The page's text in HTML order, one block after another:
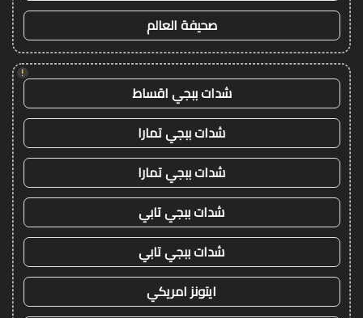
صحيفة العالم
!
شدات ببجي اقساط
شدات ببجي تمارا
شدات ببجي تمارا
شدات ببجي تابي
شدات ببجي تابي
ايتونز امريكي